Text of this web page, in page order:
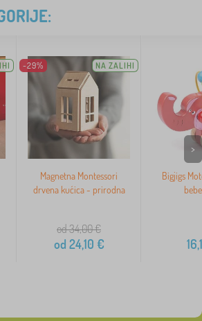
-29% NA ZALIHI
Magnetna Montessori
drvena kućica - prirodna
od 34,00€
od 24,10 €
Bigjigs
>